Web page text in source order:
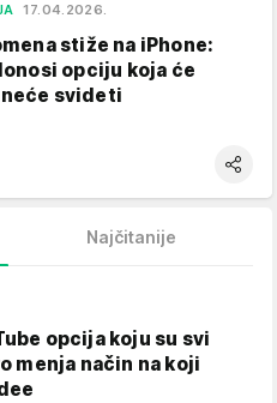
17.04.2026.
stiže na iPhone:
opciju koja će
svideti
Najčitanije
opcija koju su svi
menja način na koji